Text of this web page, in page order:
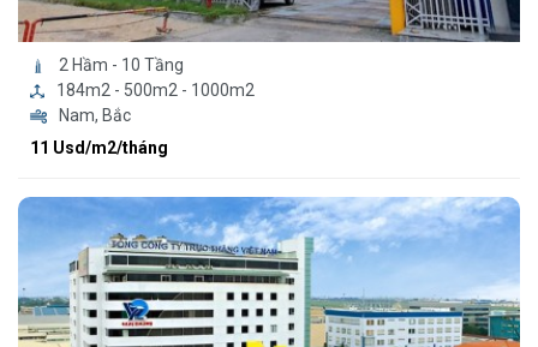
2 Hầm - 10 Tầng
184m2 - 500m2 - 1000m2
Nam, Bắc
11 Usd/m2/tháng